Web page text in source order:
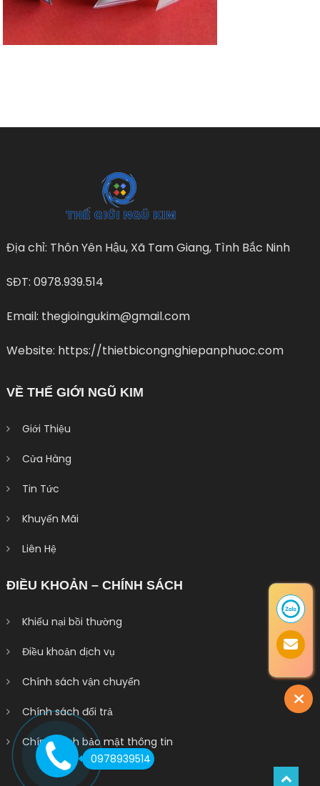
Địa chỉ: Thôn Yên Hậu, Xã Tam Giang, Tình Bắc Ninh
SĐT: 0978.939.514
Email: thegioingukim@gmail.com
Website: https://thietbicongnghiepanphuoc.com
VỀ THẾ GIỚI NGŨ KIM
Giới Thiệu
Cửa Hàng
Tin Tức
Khuyến Mãi
Liên Hệ
ĐIỀU KHOẢN – CHÍNH SÁCH
Khiếu nại bồi thường
Điều khoản dịch vụ
Chính sách vận chuyển
Chính sách đổi trả
Chính sách bảo mật thông tin
0978939514